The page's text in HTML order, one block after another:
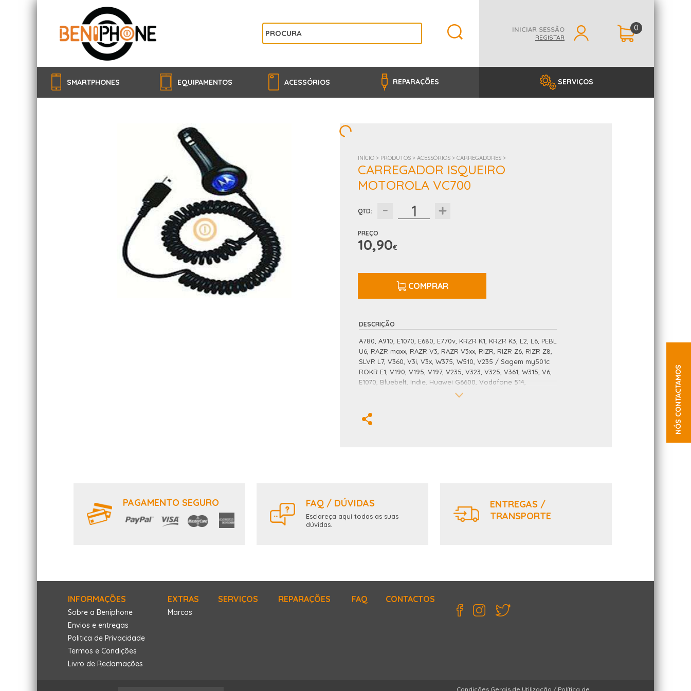
NÓS CONTACTAMOS
INICIAR SESSÃO
REGISTAR
0
SMARTPHONES EQUIPAMENTOS ACESSÓRIOS REPARAÇÕES SERVIÇOS
INÍCIO > PRODUTOS >ACESSÓRIOS >CARREGADORES >
CARREGADOR ISQUEIRO
MOTOROLA VC700
QTD:
PREÇO
10,90€
COMPRAR
DESCRIÇÃO
A780, A910, E1070, E680, E770v, KRZR K1, KRZR K3, L2, L6, PEBL
U6, RAZR maxx, RAZR V3, RAZR V3xx, RIZR, RIZR Z6, RIZR Z8,
SLVR L7, V360, V3i, V3x, W375, W510, V235 / Sagem my501c
ROKR E1, V190, V195, V197, V235, V323, V325, V361, W315, V6,
E1070, Bluebelt, Indie, Huawei G6600, Vodafone 514,
Vodafone 345, Blackstone, GPS Garmin Nuvi 1240
PAGAMENTO SEGURO FAQ / DÚVIDAS
Esclareça aqui todas as suas
dúvidas.
ENTREGAS /
TRANSPORTE
INFORMAÇÕES
Sobre a Beniphone
Envios e entregas
Politica de Privacidade
Termos e Condições
Livro de Reclamações
EXTRAS
Marcas
SERVIÇOS REPARAÇÕES FAQ CONTACTOS
Condições Gerais de Utilização / Política de